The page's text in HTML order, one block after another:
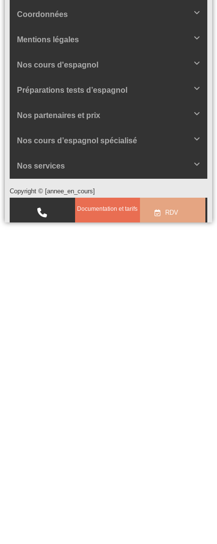
Coordonnées
Mentions légales
Nos cours d'espagnol
Préparations tests d’espagnol
Nos partenaires et prix
Nos cours d’espagnol spécialisé
Nos services
Copyright © [annee_en_cours]
Documentation et tarifs RDV